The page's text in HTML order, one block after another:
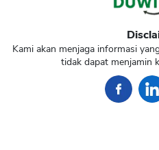
Kami akan menjaga informasi
tidak dapat menjamin